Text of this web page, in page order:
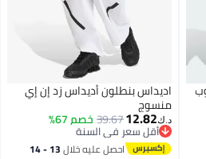
اديداس بنطلون أديداس زد إن إي
12.82
39.67خصم 67%
أقل سعر في السنة
أقل سعر في السنة
احصل عليه خلال 13 - 14